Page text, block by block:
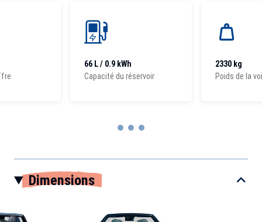
66 L / 0.9 kWh
Capacité du réservoir
2330 kg
Poids de la
Dimensions